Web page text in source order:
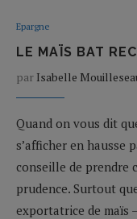
Epargne
LE MAÏS BAT
par Isabelle
Quand on vous dit
s’afficher en hausse
conseille de prendre
prudence. Surtout
exportatrice de maïs